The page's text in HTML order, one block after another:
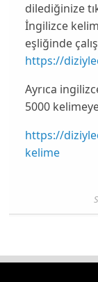
dilediğinize
İngilizce
eşliğinde
https://
Ayrıca
5000
https://
kelime